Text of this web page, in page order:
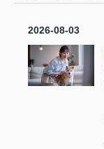
2026-08-03